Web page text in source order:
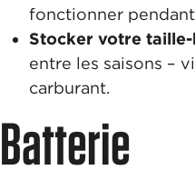
fonctionner
Stocker votre taille-
entre les saisons –
carburant.
Batterie